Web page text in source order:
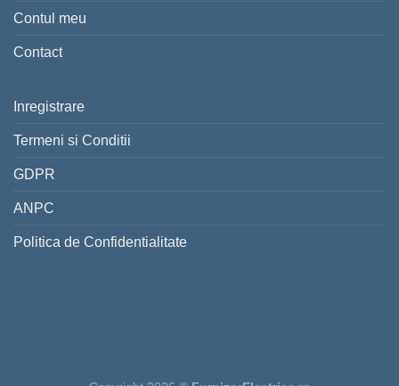
Contul meu
Contact
Inregistrare
Termeni si Conditii
GDPR
ANPC
Politica de Confidentialitate